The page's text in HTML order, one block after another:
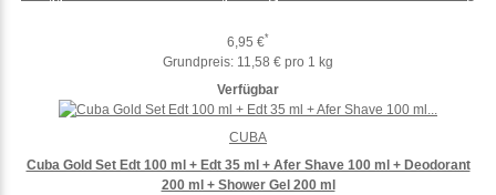
6,95 €*
Grundpreis: 11,58 € pro 1 kg
Verfügbar
Cuba Gold Set Edt 100 ml + Edt 35 ml + Afer Shave 100 ml + Deodorant
200 ml + Shower Gel 200 ml
CUBA